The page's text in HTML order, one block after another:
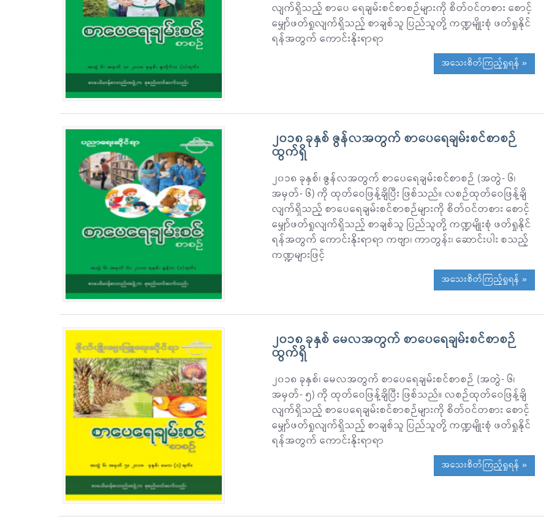
လျက်ရှိသည့် စာပေ ရေချမ်းစင်စာစဉ်များကို စိတ်ဝင်တစား စောင့်
မျှော်ဖတ်ရှုလျက်ရှိသည့် စာချစ်သူ ပြည်သူတို့ ကဏ္ဍမျိုးစုံ ဖတ်ရှုနိုင်
ရန်အတွက် ကောင်းနိုးရာရာ
အသေးစိတ်ကြည့်ရှုရန် »
၂၀၁၈ ခုနှစ် ဇွန်လအတွက် စာပေရေချမ်းစင်စာစဉ်
ထွက်ရှိ
၂၀၁၈ ခုနှစ်၊ ဇွန်လအတွက် စာပေရေချမ်းစင်စာစဉ် (အတွဲ- ၆၊
အမှတ်- ၆) ကို ထုတ်ဝေဖြန့်ချိပြီး ဖြစ်သည်။ လစဉ်ထုတ်ဝေဖြန့်ချိ
လျက်ရှိသည့် စာပေရေချမ်းစင်စာစဉ်များကို စိတ်ဝင်တစား စောင့်
မျှော်ဖတ်ရှုလျက်ရှိသည့် စာချစ်သူ ပြည်သူတို့ ကဏ္ဍမျိုးစုံ ဖတ်ရှုနိုင်
ရန်အတွက် ကောင်းနိုးရာရာ ကဗျာ၊ ကာတွန်း၊ ဆောင်းပါး စသည့်
ကဏ္ဍများဖြင့်
အသေးစိတ်ကြည့်ရှုရန် »
၂၀၁၈ ခုနှစ် မေလအတွက် စာပေရေချမ်းစင်စာစဉ်
ထွက်ရှိ
၂၀၁၈ ခုနှစ်၊ မေလအတွက် စာပေရေချမ်းစင်စာစဉ် (အတွဲ- ၆၊
အမှတ်- ၅) ကို ထုတ်ဝေဖြန့်ချိပြီး ဖြစ်သည်။ လစဉ်ထုတ်ဝေဖြန့်ချိ
လျက်ရှိသည့် စာပေရေချမ်းစင်စာစဉ်များကို စိတ်ဝင်တစား စောင့်
မျှော်ဖတ်ရှုလျက်ရှိသည့် စာချစ်သူ ပြည်သူတို့ ကဏ္ဍမျိုးစုံ ဖတ်ရှုနိုင်
ရန်အတွက် ကောင်းနိုးရာရာ
အသေးစိတ်ကြည့်ရှုရန် »